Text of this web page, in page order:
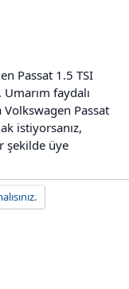
Passat 1.5 TSI
faydalı
Passat
istiyorsanız,
şekilde üye